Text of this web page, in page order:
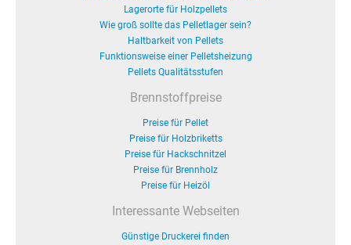
Lagerorte für Holzpellets
Wie groß sollte das Pelletlager sein?
Haltbarkeit von Pellets
Funktionsweise einer Pelletsheizung
Pellets Qualitätsstufen
Brennstoffpreise
Preise für Pellet
Preise für Holzbriketts
Preise für Hackschnitzel
Preise für Brennholz
Preise für Heizöl
Interessante Webseiten
Günstige Druckerei finden